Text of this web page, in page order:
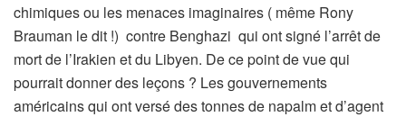
chimiques ou les menaces imaginaires ( même Rony
Brauman le dit !) contre Benghazi qui ont signé l’arrêt de
mort de l’Irakien et du Libyen. De ce point de vue qui
pourrait donner des leçons ? Les gouvernements
américains qui ont versé des tonnes de napalm et d’agent